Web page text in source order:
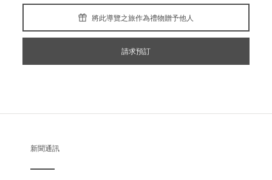
將此導覽之旅作為禮物贈予他人
請求預訂
新聞通訊